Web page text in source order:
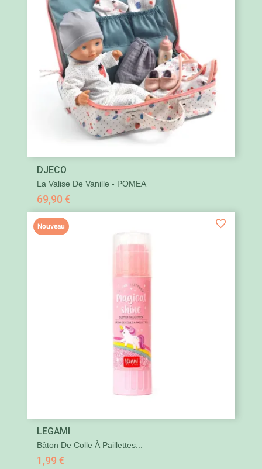
DJECO
La Valise De Vanille - POMEA
69,90 €
LEGAMI
Bâton De Colle À Paillettes...
1,99 €
Nouveau